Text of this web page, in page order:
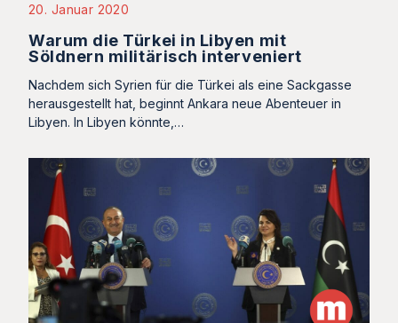
20. Januar 2020
Warum die Türkei in Libyen mit
Söldnern militärisch interveniert
Nachdem sich Syrien für die Türkei als eine Sackgasse
herausgestellt hat, beginnt Ankara neue Abenteuer in
Libyen. In Libyen könnte,…